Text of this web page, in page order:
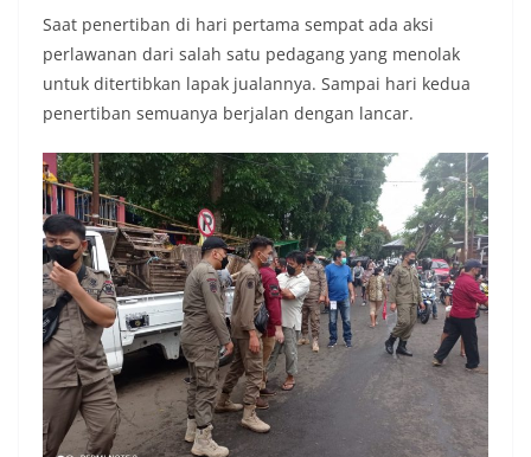
Saat penertiban di hari pertama sempat ada aksi
perlawanan dari salah satu pedagang yang menolak
untuk ditertibkan lapak jualannya. Sampai hari kedua
penertiban semuanya berjalan dengan lancar.